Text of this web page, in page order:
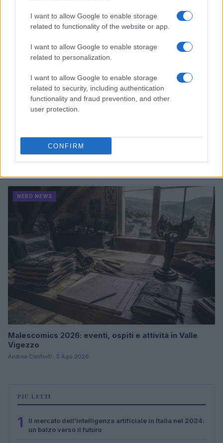
I want to allow Google to enable storage
related to functionality of the website or app.
I want to allow Google to enable storage
related to personalization.
I want to allow Google to enable storage
related to security, including authentication
functionality and fraud prevention, and other
user protection.
CONFIRM
NERD NEWS
Boom del settore tech italiano: 652 milioni in venture
capital nel primo semestre 2026
NERD NEWS
Malescomics 2026: eventi, ospiti e attività in Valle
Vigezzo
Andrea Conforti · 5 Ago 2026
PIÙ LETTI
1
Il mercato dell’intelligenza artificiale in Italia nel 2024:
un balzo verso il futuro